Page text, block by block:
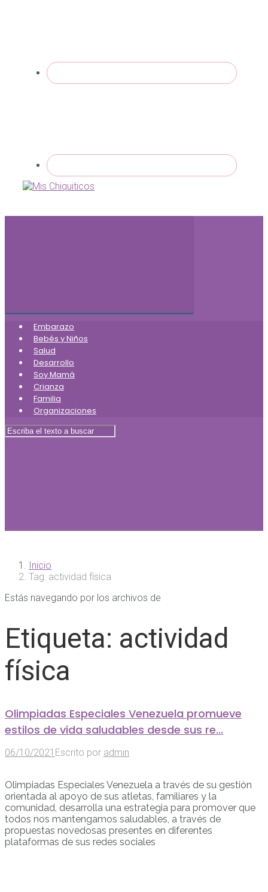
Embarazo
Bebés y Niños
Salud
Desarrollo
Soy Mamá
Crianza
Familia
Organizaciones
Inicio
Tag: actividad física
Estás navegando por los archivos de
Etiqueta: actividad
física
Olimpiadas Especiales Venezuela promueve
estilos de vida saludables desde sus re...
06/10/2021 Escrito por admin
Olimpiadas Especiales Venezuela a través de su gestión
orientada al apoyo de sus atletas, familiares y la
comunidad, desarrolla una estrategia para promover que
todos nos mantengamos saludables, a través de
propuestas novedosas presentes en diferentes
plataformas de sus redes sociales